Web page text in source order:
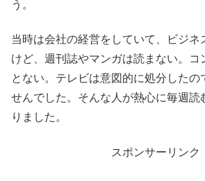
う。
当時は会社の経営をしていて、ビジネ
けど、週刊誌やマンガは読まない。コ
とない。テレビは意図的に処分したの
せんでした。そんな人が熱心に毎週読
りました。
スポンサーリンク